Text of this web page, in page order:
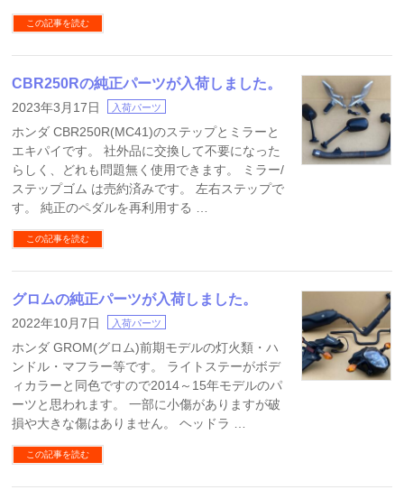
この記事を読む
CBR250Rの純正パーツが入荷しました。
2023年3月17日 入荷パーツ
ホンダ CBR250R(MC41)のステップとミラーと
エキパイです。 社外品に交換して不要になった
らしく、どれも問題無く使用できます。 ミラー/
ステップゴム は売約済みです。 左右ステップで
す。 純正のペダルを再利用する …
この記事を読む
グロムの純正パーツが入荷しました。
2022年10月7日 入荷パーツ
ホンダ GROM(グロム)前期モデルの灯火類・ハ
ンドル・マフラー等です。 ライトステーがボデ
ィカラーと同色ですので2014～15年モデルのパ
ーツと思われます。 一部に小傷がありますが破
損や大きな傷はありません。 ヘッドラ …
この記事を読む